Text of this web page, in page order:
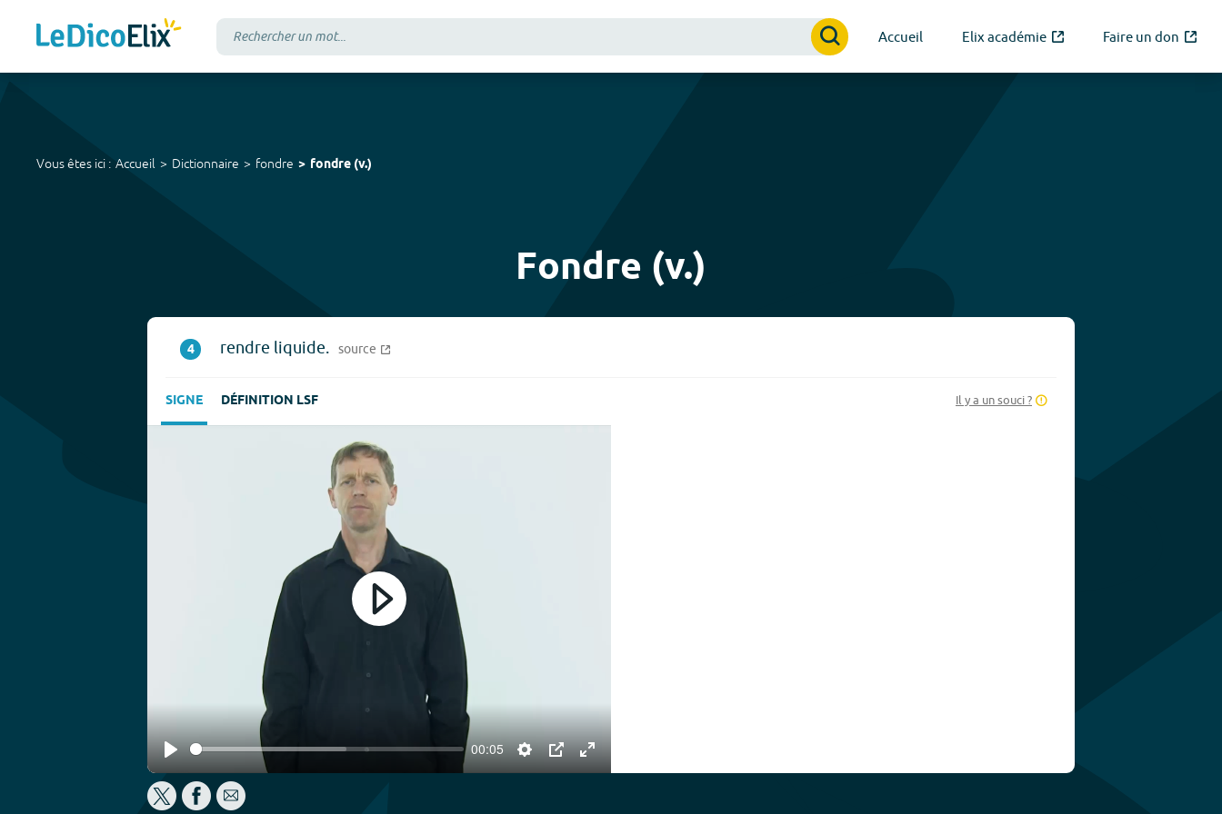
Accueil Elix académie Faire un don
Vous êtes ici : Accueil Dictionnaire fondre fondre (v.)
Fondre (v.)
4 rendre liquide. source
SIGNE DÉFINITION LSF Il y a un souci ?
Play
00:05
Settings
PIP Enter
Play